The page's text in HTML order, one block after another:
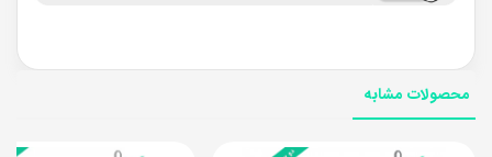
محصولات مشابه